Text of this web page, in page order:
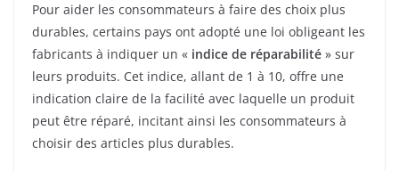
Pour aider les consommateurs à faire des choix plus
durables, certains pays ont adopté une loi obligeant les
fabricants à indiquer un « indice de réparabilité » sur
leurs produits. Cet indice, allant de 1 à 10, offre une
indication claire de la facilité avec laquelle un produit
peut être réparé, incitant ainsi les consommateurs à
choisir des articles plus durables.